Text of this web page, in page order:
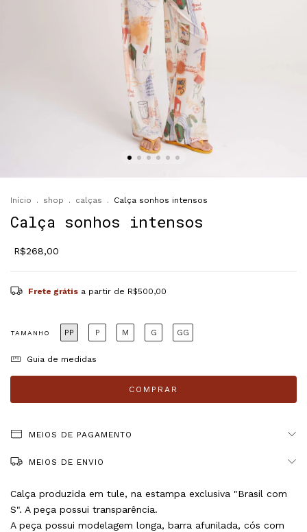
Início . shop . calças . Calça sonhos intensos
Calça sonhos intensos
R$268,00
Frete grátis a partir de R$500,00
TAMANHO PP P M G GG
Guia de medidas
MEIOS DE PAGAMENTO
MEIOS DE ENVIO
Calça produzida em tule, na estampa exclusiva "Brasil com
S". A peça possui transparência.
A peça possui modelagem longa, barra afunilada, cós com